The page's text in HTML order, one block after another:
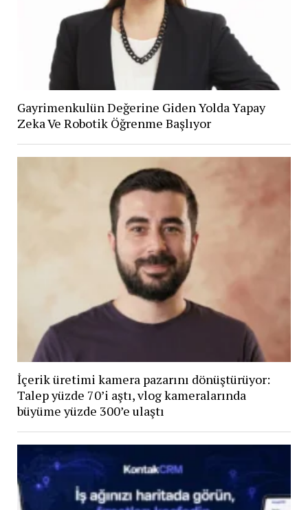
Gayrimenkulün Değerine Giden Yolda Yapay
Zeka Ve Robotik Öğrenme Başlıyor
İçerik üretimi kamera pazarını dönüştürüyor:
Talep yüzde 70’i aştı, vlog kameralarında
büyüme yüzde 300’e ulaştı